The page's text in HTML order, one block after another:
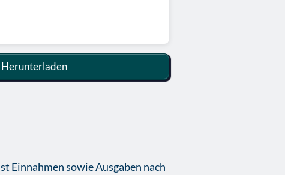
Herunterladen
Einnahmen sowie Ausgaben nach